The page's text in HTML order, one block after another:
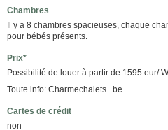
Chambres
Il y a 8 chambres spacieuses, chaque
pour bébés présents.
Prix*
Possibilité de louer à partir de 1595 eur/
Toute info: Charmechalets . be
Cartes de crédit
non